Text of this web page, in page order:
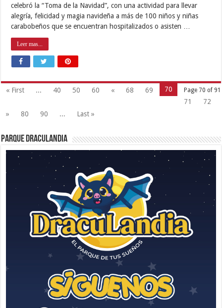
celebró la “Toma de la Navidad”, con una actividad para llevar
alegría, felicidad y magia navideña a más de 100 niños y niñas
carabobeños que se encuentran hospitalizados o asisten …
Leer mas...
Page 70 of 91
« First ... 40 50 60 « 68 69
70
71
72
»
80 90 ... Last »
Parque Draculandia